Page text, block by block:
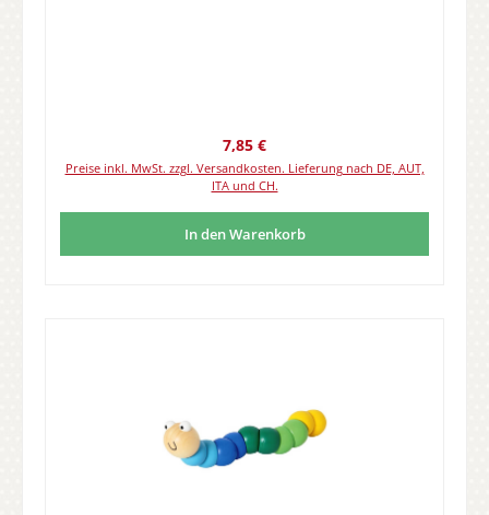
Regulärer Preis:
7,85 €
Preise inkl. MwSt. zzgl. Versandkosten. Lieferung nach DE, AUT,
ITA und CH.
In den Warenkorb